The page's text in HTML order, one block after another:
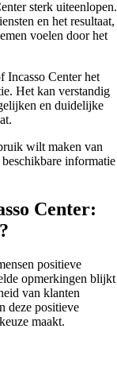
sterk uiteenlopen.
en het resultaat,
voelen door het
Incasso Center het
Het kan verstandig
en duidelijke
wilt maken van
informatie
Center:
positieve
opmerkingen blijkt
van klanten
deze positieve
maakt.